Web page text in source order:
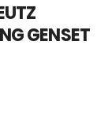
GENSET